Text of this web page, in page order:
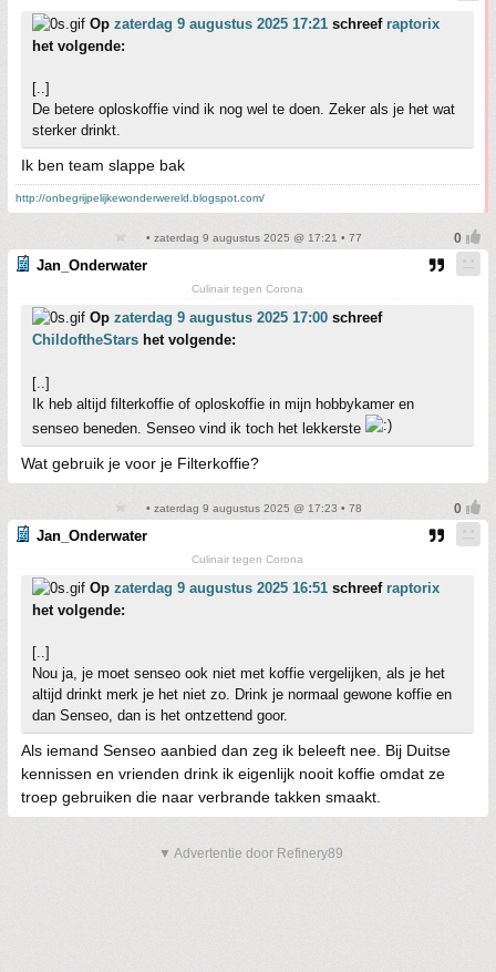
Op zaterdag 9 augustus 2025 17:21 schreef raptorix
het volgende:
[..]
De betere oploskoffie vind ik nog wel te doen. Zeker als je het wat
sterker drinkt.
Ik ben team slappe bak
http://onbegrijpelijkewonderwereld.blogspot.com/
• zaterdag 9 augustus 2025 @ 17:21 • 77
Jan_Onderwater
Culinair tegen Corona
Op zaterdag 9 augustus 2025 17:00 schreef
ChildoftheStars het volgende:
[..]
Ik heb altijd filterkoffie of oploskoffie in mijn hobbykamer en
senseo beneden. Senseo vind ik toch het lekkerste
Wat gebruik je voor je Filterkoffie?
• zaterdag 9 augustus 2025 @ 17:23 • 78
Jan_Onderwater
Culinair tegen Corona
Op zaterdag 9 augustus 2025 16:51 schreef raptorix
het volgende:
[..]
Nou ja, je moet senseo ook niet met koffie vergelijken, als je het
altijd drinkt merk je het niet zo. Drink je normaal gewone koffie en
dan Senseo, dan is het ontzettend goor.
Als iemand Senseo aanbied dan zeg ik beleeft nee. Bij Duitse
kennissen en vrienden drink ik eigenlijk nooit koffie omdat ze
troep gebruiken die naar verbrande takken smaakt.
▼ Advertentie door Refinery89